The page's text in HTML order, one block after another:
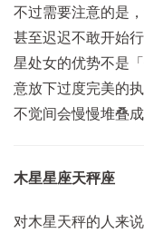
不过需要注意的是
甚至迟迟不敢开始
星处女的优势不是
意放下过度完美的
不觉间会慢慢堆叠
木星星座天秤座
对木星天秤的人来